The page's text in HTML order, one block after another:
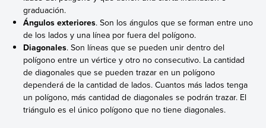
graduación.
Ángulos exteriores. Son los ángulos que se forman entre uno
de los lados y una línea por fuera del polígono.
Diagonales. Son líneas que se pueden unir dentro del
polígono entre un vértice y otro no consecutivo. La cantidad
de diagonales que se pueden trazar en un polígono
dependerá de la cantidad de lados. Cuantos más lados tenga
un polígono, más cantidad de diagonales se podrán trazar. El
triángulo es el único polígono que no tiene diagonales.